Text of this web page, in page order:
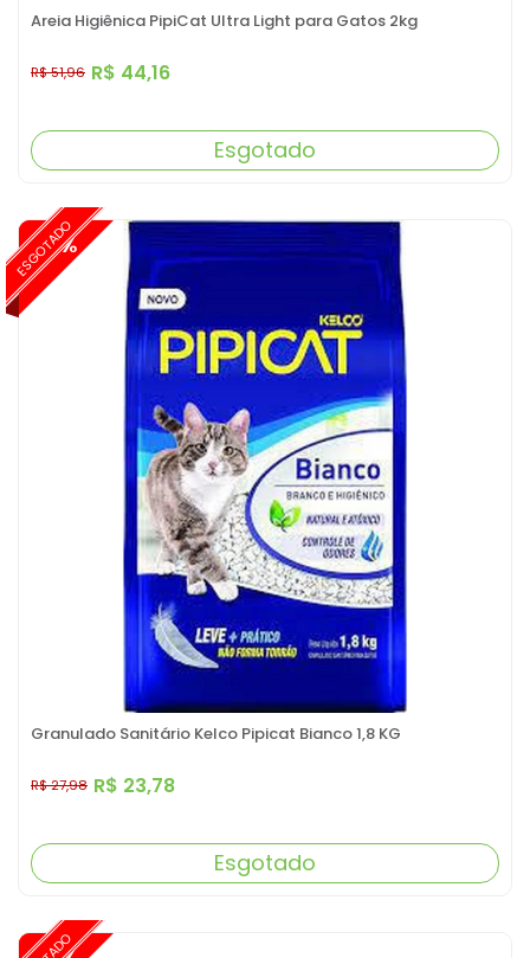
Areia Higiênica PipiCat Ultra Light para Gatos 2kg
R$ 44,16
R$ 51,96
Esgotado
ESGOTADO
Granulado Sanitário Kelco Pipicat Bianco 1,8 KG
R$ 23,78
R$ 27,98
-15%
Esgotado